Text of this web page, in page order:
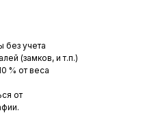
без учета
(замков, и т.п.)
% от веса
от